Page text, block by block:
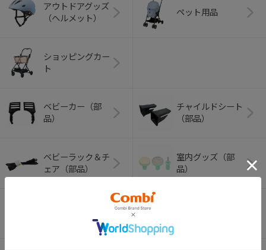
アウトドアグッズ
（ヘルメット）
ペット用品
ショッピングカー
ト
ベビーカー（部
品）
チャイルドシート
（部品）
ベビーラック＆チ
ェア（部品）
室内グッズ（部
品）